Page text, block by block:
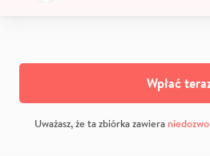
Wpłać
Uważasz, że ta zbiórka zawiera